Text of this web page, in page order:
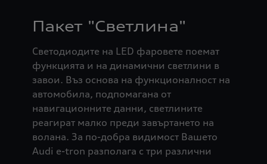
Пакет "Светлина"
Светодиодите на LED фаровете поемат
функцията и на динамични светлини в
завои. Въз основа на функционалност на
автомобила, подпомагана от
навигационните данни, светлините
реагират малко преди завъртането на
волана. За по-добра видимост Вашето
Audi e-tron разполага с три различни